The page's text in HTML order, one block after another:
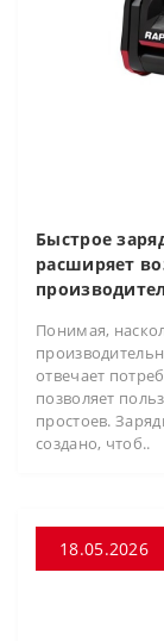
Быстрое
расширяет
Понимая,
отвечает
позволяет
простоев.
создано, чтоб..
18.05.2026